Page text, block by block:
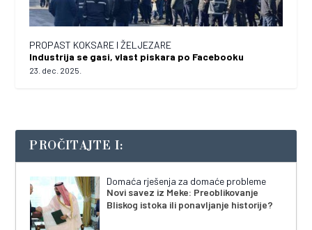
PROPAST KOKSARE I ŽELJEZARE
Industrija se gasi, vlast piskara po Facebooku
23. dec. 2025.
PROČITAJTE I:
Domaća rješenja za domaće probleme
Novi savez iz Meke: Preoblikovanje
Bliskog istoka ili ponavljanje historije?